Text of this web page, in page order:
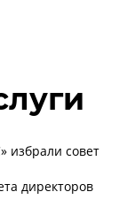
избрали совет
директоров